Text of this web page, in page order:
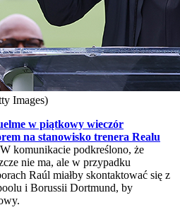
Images)
w piątkowy wieczór
na stanowisko trenera Realu
W komunikacie podkreślono, że
nie ma, ale w przypadku
Raúl miałby skontaktować się z
i Borussii Dortmund, by